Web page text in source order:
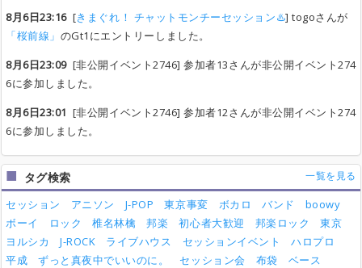
8月6日23:16[きまぐれ！ チャットモンチーセッション♨️] togoさんが
「桜前線」 のGt1にエントリーしました。
8月6日23:09[非公開イベント2746] 参加者13さんが非公開イベント274
6に参加しました。
8月6日23:01 [非公開イベント2746] 参加者12さんが非公開イベント274
6に参加しました。
タグ検索 一覧を見る
セッション アニソン J-POP 東京事変 ボカロ バンド
boowy
ボーイ
ロック 椎名林檎 邦楽 初心者大歓迎 邦楽ロック
東京
ヨルシカ
J-ROCK ライブハウス セッションイベント
ハロプロ
平成
ずっと真夜中でいいのに。 セッション会 布袋
ベース